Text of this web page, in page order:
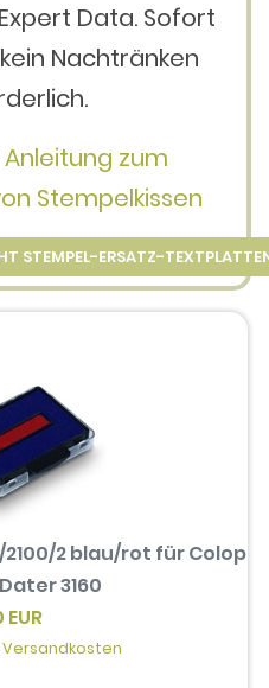
Data. Sofort
Nachtränken
Anleitung zum
Stempelkissen
STEMPEL-ERSATZ-
2 blau/rot für Colop
3160
Versandkosten